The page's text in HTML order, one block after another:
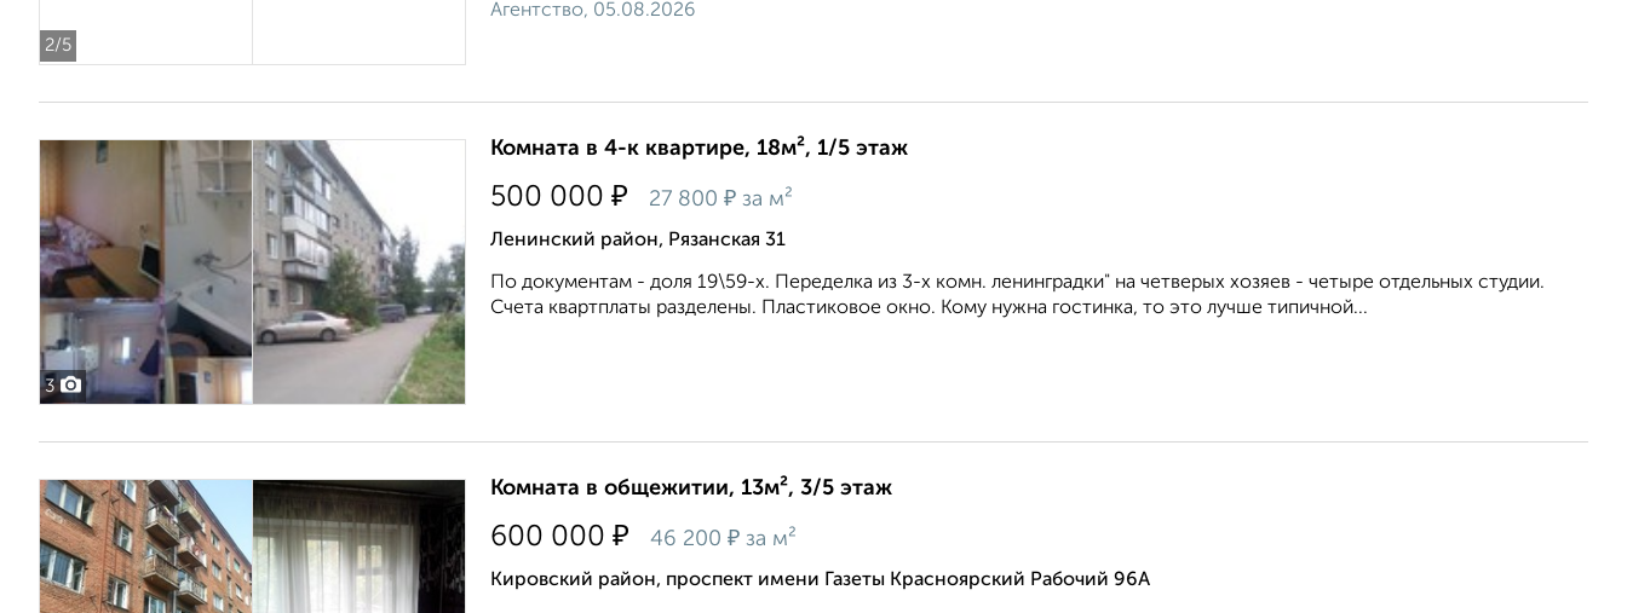
2/5
Агентство, 05.08.2026
3
Комната в 4-к квартире, 18м², 1/5 этаж
500 000 ₽ 27 800 ₽ за м²
Ленинский район, Рязанская 31
По документам - доля 19\59-х. Переделка из 3-х комн. ленинградки" на четверых хозяев - четыре отдельных студии.
Счета квартплаты разделены. Пластиковое окно. Кому нужна гостинка, то это лучше типичной...
Комната в общежитии, 13м², 3/5 этаж
600 000 ₽ 46 200 ₽ за м²
Кировский район, проспект имени Газеты Красноярский Рабочий 96А